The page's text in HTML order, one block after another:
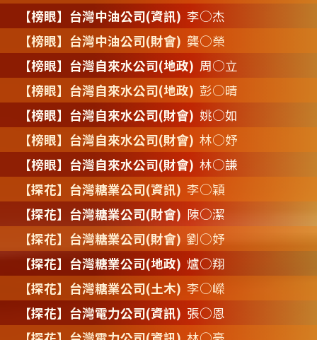
【榜眼】台灣中油公司(資訊) 李○杰
【榜眼】台灣中油公司(財會) 龔○榮
【榜眼】台灣自來水公司(地政) 周○立
【榜眼】台灣自來水公司(地政) 彭○晴
【榜眼】台灣自來水公司(財會) 姚○如
【榜眼】台灣自來水公司(財會) 林○妤
【榜眼】台灣自來水公司(財會) 林○謙
【探花】台灣糖業公司(資訊) 李○穎
【探花】台灣糖業公司(財會) 陳○潔
【探花】台灣糖業公司(財會) 劉○妤
【探花】台灣糖業公司(地政) 爐○翔
【探花】台灣糖業公司(土木) 李○嶸
【探花】台灣電力公司(資訊) 張○恩